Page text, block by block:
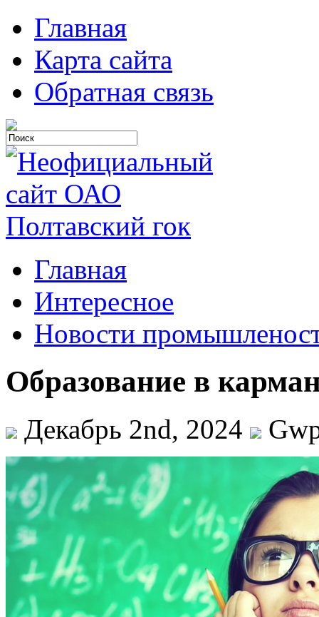
Главная
Карта сайта
Обратная связь
Главная
Интересное
Новости
Образование в
Декабрь 2nd, 2024